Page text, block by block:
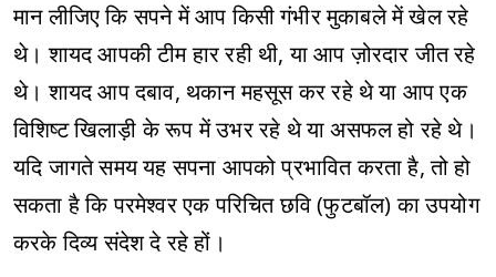
मान लीजिए कि सपने में आप किसी गंभीर मुकाबले में खेल रहे
थे। शायद आपकी टीम हार रही थी, या आप ज़ोरदार जीत रहे
थे। शायद आप दबाव, थकान महसूस कर रहे थे या आप एक
विशिष्ट खिलाड़ी के रूप में उभर रहे थे या असफल हो रहे थे।
यदि जागते समय यह सपना आपको प्रभावित करता है, तो हो
सकता है कि परमेश्वर एक परिचित छवि (फुटबॉल) का उपयोग
करके दिव्य संदेश दे रहे हों।